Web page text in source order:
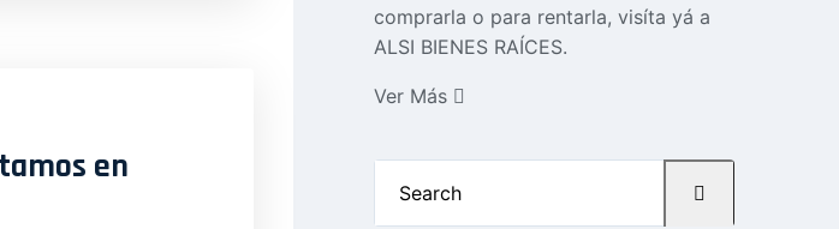
en
comprarla o para rentarla, visíta yá a
ALSI BIENES RAÍCES.
Ver Más
for: